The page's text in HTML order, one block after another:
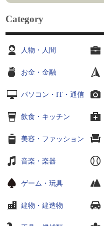
Category
人物・人間
お金・金融
パソコン・IT・通信
飲食・キッチン
美容・ファッション
音楽・楽器
ゲーム・玩具
建物・建造物